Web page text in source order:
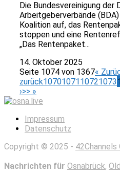
Die Bundesvereinigung der
Arbeitgeberverbände
Koalition auf, das
stoppen und eine
„Das Rentenpaket...
14. Oktober 2025
Seite 1074 von 1367«
zurück10701071 10721073
›>> »
Impressum
Datenschutz
Copyright © 2025 - 42Channels
Nachrichten für Osnabrück,